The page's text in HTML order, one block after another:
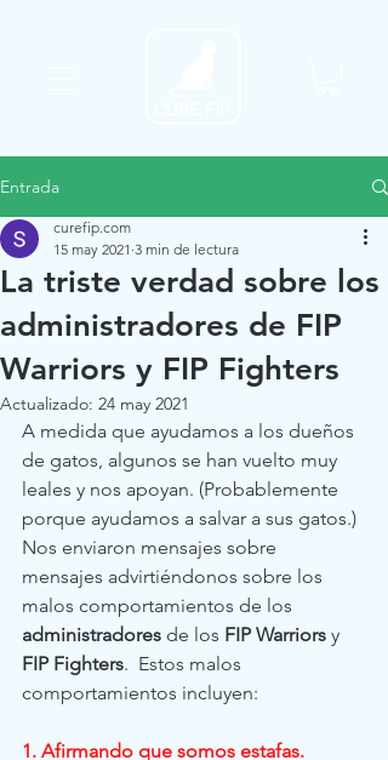
Entrada
La triste verdad sobre los
administradores de FIP
Warriors y FIP Fighters
curefip.com
15 may 2021 3 min de lectura
Actualizado: 24 may 2021
A medida que ayudamos a los dueños
de gatos, algunos se han vuelto muy
leales y nos apoyan. (Probablemente
porque ayudamos a salvar a sus gatos.)
Nos enviaron mensajes sobre
mensajes advirtiéndonos sobre los
malos comportamientos de los
administradores de los FIP Warriors y
FIP Fighters.  Estos malos
comportamientos incluyen:
1. Afirmando que somos estafas.